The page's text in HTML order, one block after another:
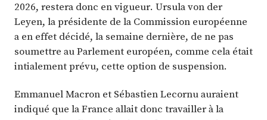
2026, restera donc en vigueur. Ursula von der
Leyen, la présidente de la Commission européenne
a en effet décidé, la semaine dernière, de ne pas
soumettre au Parlement européen, comme cela était
intialement prévu, cette option de suspension.
Emmanuel Macron et Sébastien Lecornu auraient
indiqué que la France allait donc travailler à la